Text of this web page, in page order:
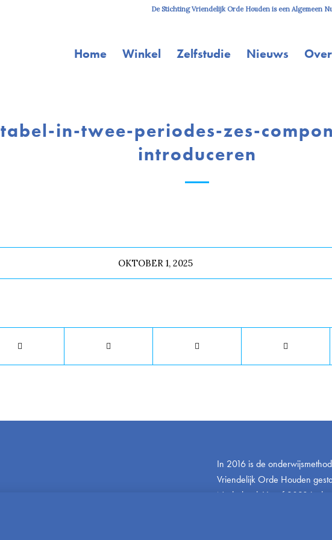
De Stichting Vriendelijk Orde Houden is een Algemeen
Home Winkel Zelfstudie Nieuws
tabel-in-twee-periodes-zes-
introduceren
OKTOBER 1, 2025
In 2016 is de
Vriendelijk Orde Houden
Nederland. Vanaf 2023 is deze